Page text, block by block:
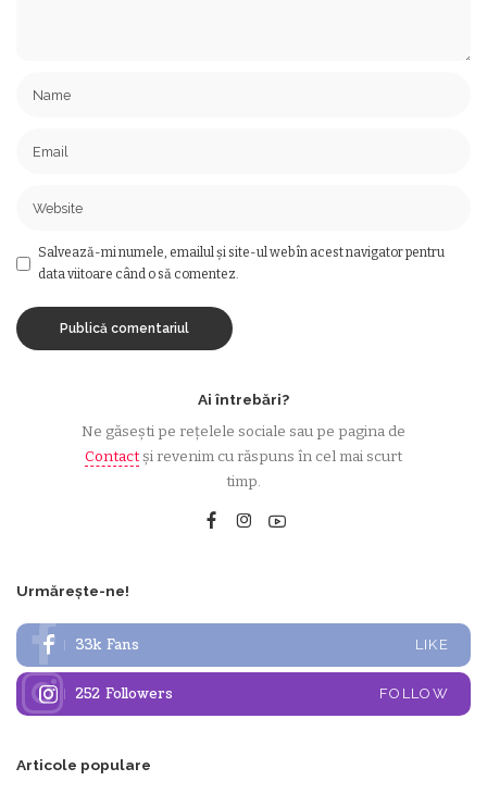
Salvează-mi numele, emailul și site-ul web în acest navigator pentru
data viitoare când o să comentez.
Ai întrebări?
Ne găsești pe rețelele sociale sau pe pagina de
Contactși revenim cu răspuns în cel mai scurt
timp.
Urmărește-ne!
33k Fans LIKE
252 Followers FOLLOW
Articole populare